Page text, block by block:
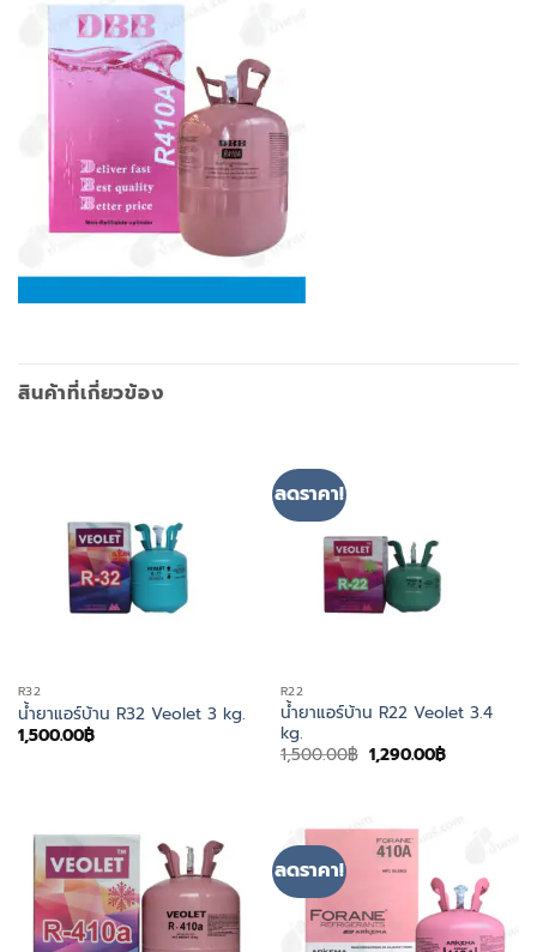
สินค้าที่เกี่ยวข้อง
R32
น้ำยาแอร์บ้าน R32 Veolet 3 kg.
1,500.00฿
ลดราคา!
R22
น้ำยาแอร์บ้าน R22 Veolet 3.4
kg.
1,500.00฿ Original
price
1,290.00฿Current
ลดราคา!